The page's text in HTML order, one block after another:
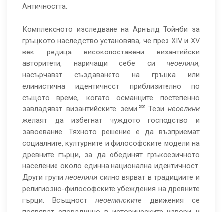
Античността.
Комплексното изследване на Арнълд Тойнби за
гръцкото наследство установява, че през XIV и XV
век редица високопоставени византийски
авторитети, наричащи себе си неоелини,
насърчават създаването на гръцка или
елинистична идентичност приблизително по
същото време, когато османците постепенно
завладяват византийските земи.32Тези неоелини
желаят да избегнат чуждото господство и
завоевание. Тяхното решение е да възприемат
социалните, културните и философските модели на
древните гърци, за да обединят гръкоезичното
население около единна национална идентичност.
Други групинеоелини силно вярват в традициите и
религиозно-философските убеждения на древните
гърци. Всъщност неоелинските движения се